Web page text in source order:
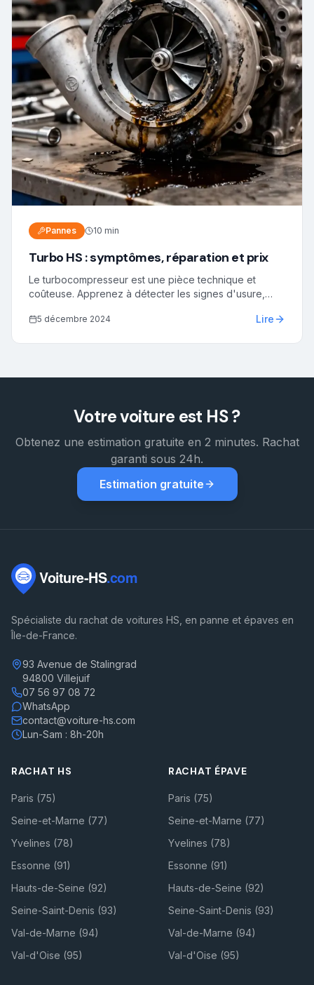
Pannes 10 min
Turbo HS : symptômes, réparation et prix
Le turbocompresseur est une pièce technique et
coûteuse. Apprenez à détecter les signes d'usure,
solutions adaptées à votre budget.
5 décembre 2024 Lire
Votre voiture est HS ?
Obtenez une estimation gratuite en 2 minutes. Rachat
garanti sous 24h.
Estimation gratuite
Spécialiste du rachat de voitures HS, en panne et épaves en
Île-de-France.
93 Avenue de Stalingrad
94800 Villejuif
07 56 97 08 72
WhatsApp
contact@voiture-hs.com
Lun-Sam : 8h-20h
RACHAT HS
Paris (75)
Seine-et-Marne (77)
Yvelines (78)
Essonne (91)
Hauts-de-Seine (92)
Seine-Saint-Denis (93)
Val-de-Marne (94)
Val-d'Oise (95)
RACHAT ÉPAVE
Paris (75)
Seine-et-Marne (77)
Yvelines (78)
Essonne (91)
Hauts-de-Seine (92)
Seine-Saint-Denis (93)
Val-de-Marne (94)
Val-d'Oise (95)